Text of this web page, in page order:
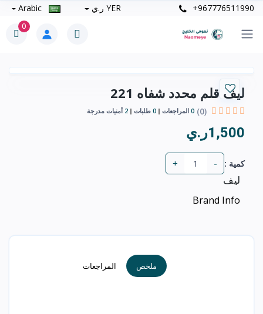
+967776511990 YER ر.ي
0
ليف قلم محدد شفاه 221
(0)
0 المراجعات 0 طلبات 2 أمنيات مدرجة
1,500ر.ي
كمية : -
+
ليف
Brand Info
ملخص المراجعات